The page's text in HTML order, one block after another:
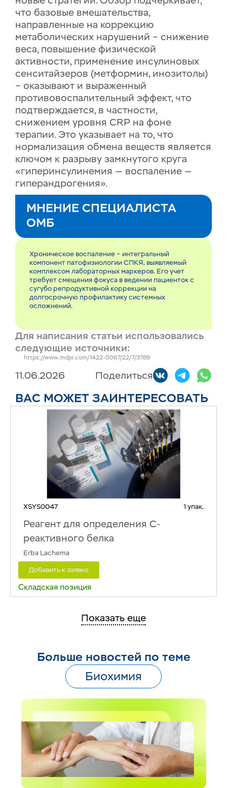
что базовые вмешательства,
направленные на коррекцию
метаболических нарушений – снижение
веса, повышение физической
активности, применение инсулиновых
сенситайзеров (метформин, инозитолы)
– оказывают и выраженный
противовоспалительный эффект, что
подтверждается, в частности,
снижением уровня CRP на фоне
терапии. Это указывает на то, что
нормализация обмена веществ является
ключом к разрыву замкнутого круга
«гиперинсулинемия — воспаление —
гиперандрогения».
МНЕНИЕ СПЕЦИАЛИСТА
ОМБ
Хроническое воспаление – интегральный
компонент патофизиологии СПКЯ, выявляемый
комплексом лабораторных маркеров. Его учет
требует смещения фокуса в ведении пациенток с
сугубо репродуктивной коррекции на
долгосрочную профилактику системных
осложнений.
Для написания статьи использовались
следующие источники:
https://www.mdpi.com/1422-0067/22/7/3789
11.06.2026 Поделиться
ВАС МОЖЕТ ЗАИНТЕРЕСОВАТЬ
XSYS0047 1 упак.
Реагент для определения С-
реактивного белка
Erba Lachema
Добавить к заявке
Складская позиция
Показать еще
Больше новостей по теме
Биохимия